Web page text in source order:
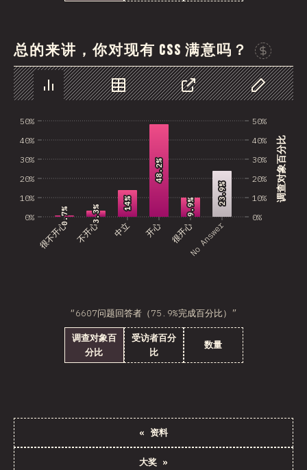
总的来讲，你对现有 CSS 满意吗？
数据 分享 自定义数据
0%
10%
20%
30%
40%
50%
调查对象百分比
很不开心 不开心 中立 开心 很开心No Answer
0%
10%
20%
30%
40%
50%
0.7%
0.7% 3.3%
3.3%
14%
14%
48.2%
48.2%
9.9%
9.9%
23.9%
23.9%
“6607问题回答者（75.9%完成百分比）”
调查对象百
分比
受访者百分
比
数量
« 资料
大奖 »